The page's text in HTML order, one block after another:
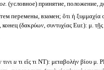
(условное) принятие, положение,
перемены, взамен; ὅτι ἡ
(δακρύων, συντυχίας Eur.): μ.
и τι εἴς τι NT): μεταβολὴν βίου